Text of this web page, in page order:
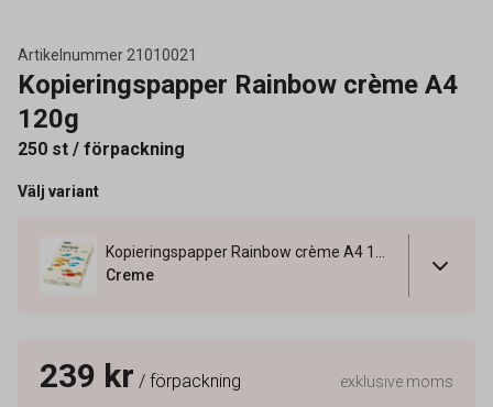
Artikelnummer 21010021
Kopieringspapper Rainbow crème A4
120g
250 st / förpackning
Välj variant
Creme
239 kr / förpackning exklusive moms